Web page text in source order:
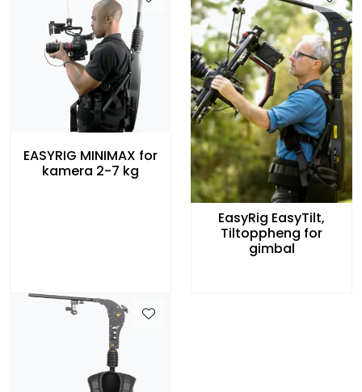
EASYRIG MINIMAX for
kamera 2-7 kg
EasyRig EasyTilt,
Tiltoppheng for
gimbal